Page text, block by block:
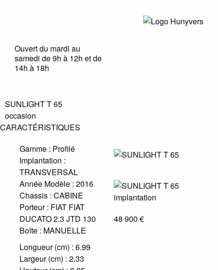
Ouvert du mardi au
samedi de 9h à 12h et de
14h à 18h
SUNLIGHT T 65
occasion
CARACTÉRISTIQUES
Gamme : Profilé
Implantation :
TRANSVERSAL
Année Modèle : 2016
Chassis : CABINE
Porteur : FIAT FIAT
DUCATO 2.3 JTD 130
Boîte : MANUELLE
Longueur (cm) : 6.99
Largeur (cm) : 2.33
48 900 €